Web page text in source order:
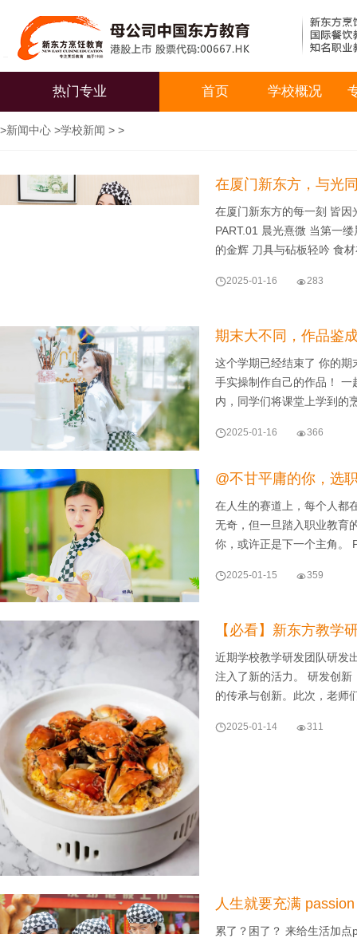
热门专业 首页 学校概况
>新闻中心 >学校新闻 > >
在厦门新东方，与光
在厦门新东方的每一刻 皆
PART.01 晨光熹微 当第一
的金辉 刀具与砧板轻吟 食
2025-01-16 283
期末大不同，作品鉴
这个学期已经结束了 你的
手实操制作自己的作品！
内，同学们将课堂上学到
2025-01-16 366
@不甘平庸的你，选
在人生的赛道上，每个人都
无奇，但一旦踏入职业教育
你，或许正是下一个主角
2025-01-15 359
【必看】新东方教学
近期学校教学研发团队研发
注入了新的活力。 研发创
的传承与创新。此次，老
2025-01-14 311
人生就要充满
累了？困了？ 来给生活加